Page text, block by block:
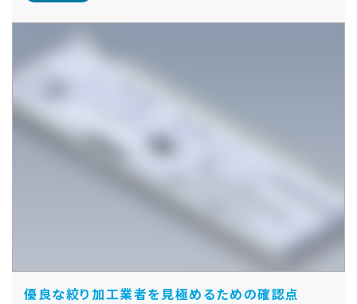
優良な絞り加工業者を見極めるための確認点